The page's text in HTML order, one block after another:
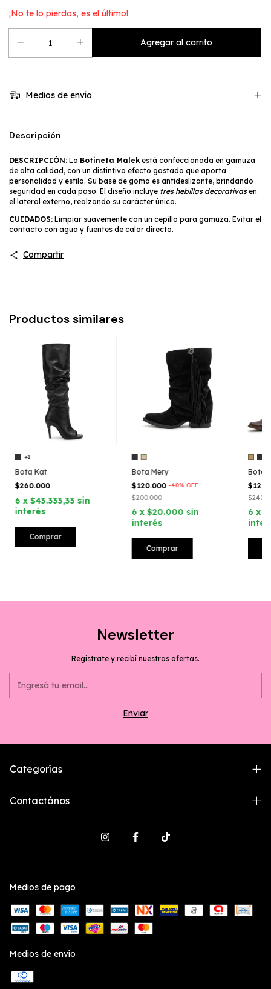
¡No te lo pierdas, es el último!
Medios de envío
Descripción
DESCRIPCIÓN: La Botineta Malek está confeccionada en gamuza
de alta calidad, con un distintivo efecto gastado que aporta
personalidad y estilo. Su base de goma es antideslizante, brindando
seguridad en cada paso. El diseño incluye tres hebillas decorativasen
el lateral externo, realzando su carácter único.
CUIDADOS: Limpiar suavemente con un cepillo para gamuza. Evitar el
contacto con agua y fuentes de calor directo.
Compartir
Productos similares
+1
Bota Kat
$260.000
6 x $43.333,33 sin
interés
Comprar
Bota Mery
$120.000-40% OFF
$200.000
6 x $20.000 sin
interés
Comprar
Bota
6 x
Newsletter
Registrate y recibí nuestras ofertas.
Categorías
Contactános
Medios de pago
Medios de envío